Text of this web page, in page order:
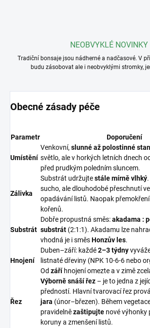
NEOBVYKLÉ NOVINKY
Tradiční bonsaje jsou nádherné a nadčasové. V
budu zásobovat ale i neobvyklými stromky,
Obecné zásady péče
Parametr Doporučení
Umístění
Venkovní, slunné až polostinné
světlo, ale v horkých letních dnech
před prudkým poledním sluncem.
Zálivka
Substrát udržujtestále mírně vlhký
sucho, ale dlouhodobé přeschnutí
opadávání listů. Naopak
kořenů.
Substrát
Dobře propustná směs:akadama :
substrát (2:1:1). Akadamu lze
vhodná je i směsHonzův les.
Hnojení
Duben–září: každé2–3 týdny
listnaté dřeviny (NPK 10-6-6 nebo
Od září hnojení omezte a v zimě
Řez
Výborně snáší řez – je to jedna z
předností. Hlavní tvarovací řez
jara (únor–březen). Během
pravidelnězaštipujte nové výhonky
koruny a zmenšení listů.